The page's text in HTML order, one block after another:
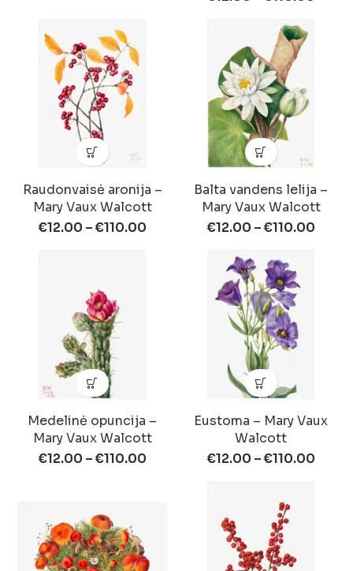
Raudonvaisė aronija –
Mary Vaux Walcott
€12.00 –€110.00
Balta vandens lelija –
Mary Vaux Walcott
€12.00 –€110.00
Medelinė opuncija –
Mary Vaux Walcott
€12.00 –€110.00
Eustoma – Mary Vaux
Walcott
€12.00 –€110.00